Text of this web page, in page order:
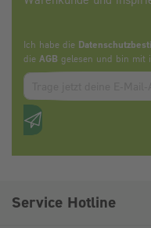
Ich habe die
die AGB gelesen und bin mit
Zum abbonieren des
Anti-Roboter-
Service Hotline